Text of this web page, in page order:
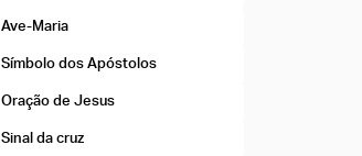
Ave-Maria
Símbolo dos Apóstolos
Oração de Jesus
Sinal da cruz